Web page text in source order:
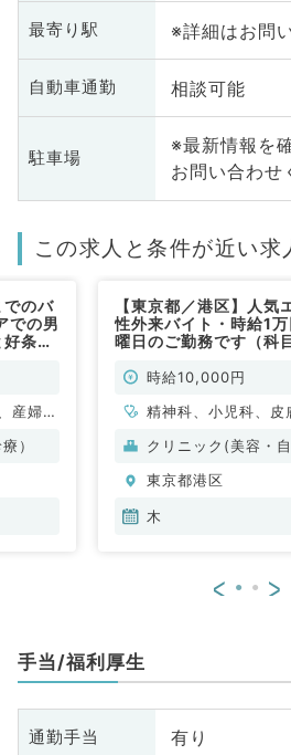
最寄り駅 ※詳細はお問
自動車通勤 相談可能
駐車場
※最新情報を
お問い合わせ
この求人と条件が近い求
でのバ
での男
条件
産婦人
喉科、
）
【東京都／港区】人気
性外来バイト・時給1
曜日のご勤務です（科
時給10,000円
精神科、小児科、皮
科、婦人科、眼科、
一般外科、美容皮膚
間ドック、産業医、
クリニック(美容・自
東京都港区
木
< >
手当/福利厚生
通勤手当 有り